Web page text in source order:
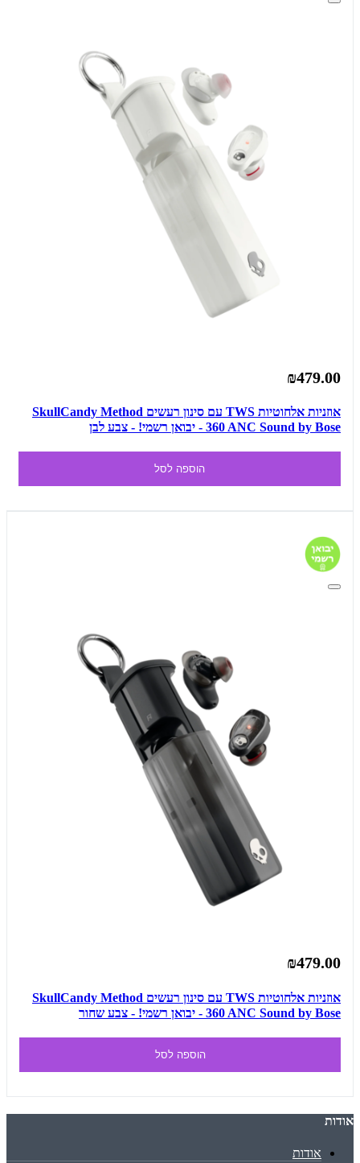
₪479.00
אוזניות אלחוטיות TWS עם סינון רעשים SkullCandy Method
360 ANC Sound by Bose - יבואן רשמי! - צבע לבן
הוספה לסל
₪479.00
אוזניות אלחוטיות TWS עם סינון רעשים SkullCandy Method
360 ANC Sound by Bose - יבואן רשמי! - צבע שחור
הוספה לסל
אודות
אודות